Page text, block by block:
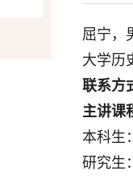
屈宁，
大学历
联系方
主讲课
本科生
研究生